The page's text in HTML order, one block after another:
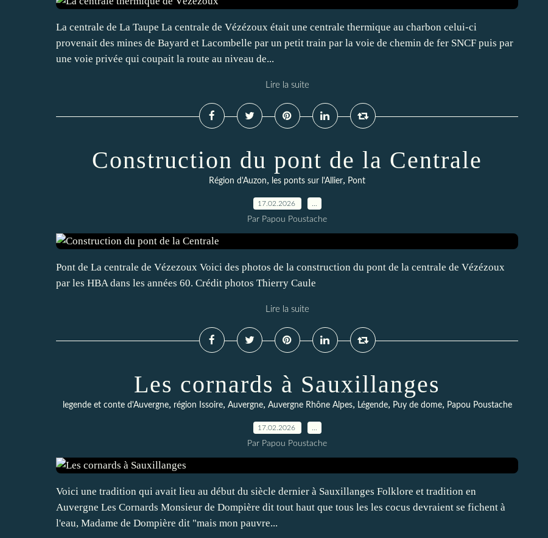
La centrale de La Taupe La centrale de Vézézoux était une centrale thermique au charbon celui-ci
provenait des mines de Bayard et Lacombelle par un petit train par la voie de chemin de fer SNCF puis par
une voie privée qui coupait la route au niveau de...
Lire la suite
Construction du pont de la Centrale
Région d'Auzon, les ponts sur l'Allier, Pont
17.02.2026
Par Papou Poustache
Pont de La centrale de Vézezoux Voici des photos de la construction du pont de la centrale de Vézézoux
par les HBA dans les années 60. Crédit photos Thierry Caule
Lire la suite
Les cornards à Sauxillanges
legende et conte d'Auvergne, région Issoire, Auvergne, Auvergne Rhône Alpes, Légende, Puy de dome, Papou Poustache
17.02.2026
Par Papou Poustache
Voici une tradition qui avait lieu au début du siècle dernier à Sauxillanges Folklore et tradition en
Auvergne Les Cornards Monsieur de Dompière dit tout haut que tous les les cocus devraient se fichent à
l'eau, Madame de Dompière dit "mais mon pauvre...